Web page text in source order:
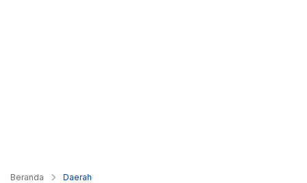
Beranda Daerah